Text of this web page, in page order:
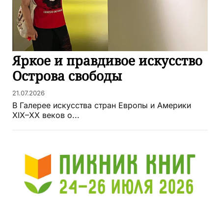
Яркое и правдивое искусство
Острова свободы
21.07.2026
В Галерее искусства стран Европы и Америки
XIX–XX веков о...